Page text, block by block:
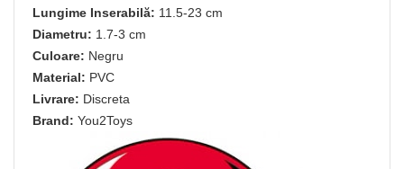
Lungime Inserabilă: 11.5-23 cm
Diametru: 1.7-3 cm
Culoare: Negru
Material: PVC
Livrare: Discreta
Brand: You2Toys